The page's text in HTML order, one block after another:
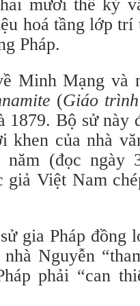
mươi thế kỷ
hoá tầng lớp trí
Pháp.
(Giáo
1879. Bộ sử này
khen của nhà
năm (đọc ngày
giả Việt Nam
gia Pháp đồng
Nguyễn
phải “can